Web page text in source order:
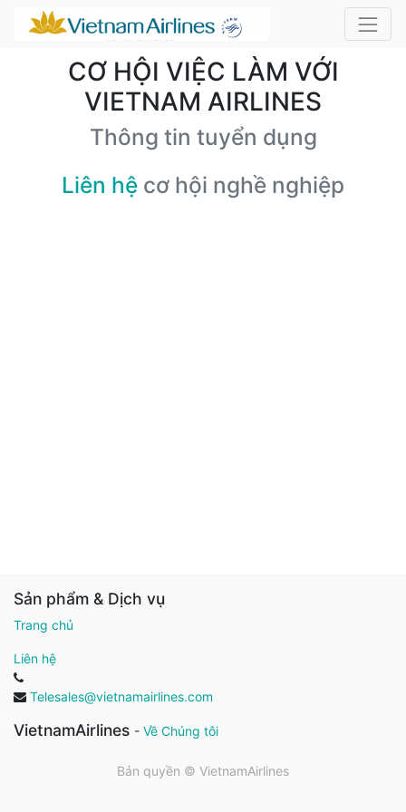
CƠ HỘI VIỆC LÀM VỚI
VIETNAM AIRLINES
Thông tin tuyển dụng
Liên hệ cơ hội nghề nghiệp
Sản phẩm & Dịch vụ
Trang chủ
Liên hệ
Telesales@vietnamairlines.com
VietnamAirlines - Về Chúng tôi
Bản quyền © VietnamAirlines